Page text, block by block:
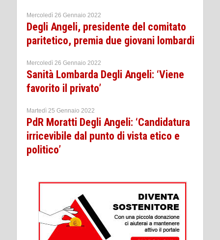
Mercoledì 26 Gennaio 2022
Degli Angeli, presidente del comitato
paritetico, premia due giovani lombardi
Mercoledì 26 Gennaio 2022
Sanità Lombarda Degli Angeli: ‘Viene
favorito il privato’
Martedì 25 Gennaio 2022
PdR Moratti Degli Angeli: ‘Candidatura
irricevibile dal punto di vista etico e
politico’